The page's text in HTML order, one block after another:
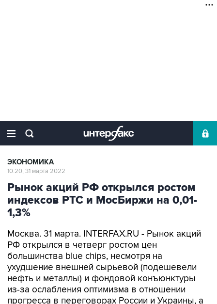
ЭКОНОМИКА
10:20, 31 марта 2022
Рынок акций РФ открылся ростом
индексов РТС и МосБиржи на 0,01-
1,3%
Москва. 31 марта. INTERFAX.RU - Рынок акций
РФ открылся в четверг ростом цен
большинства blue chips, несмотря на
ухудшение внешней сырьевой (подешевели
нефть и металлы) и фондовой конъюнктуры
из-за ослабления оптимизма в отношении
прогресса в переговорах России и Украины, а